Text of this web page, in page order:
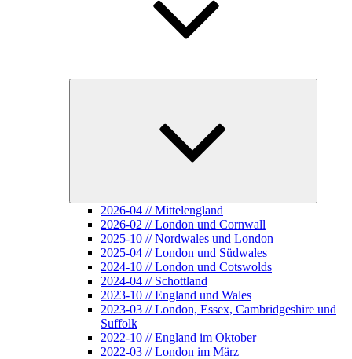
2026-04 // Mittelengland
2026-02 // London und Cornwall
2025-10 // Nordwales und London
2025-04 // London und Südwales
2024-10 // London und Cotswolds
2024-04 // Schottland
2023-10 // England und Wales
2023-03 // London, Essex, Cambridgeshire und
Suffolk
2022-10 // England im Oktober
2022-03 // London im März